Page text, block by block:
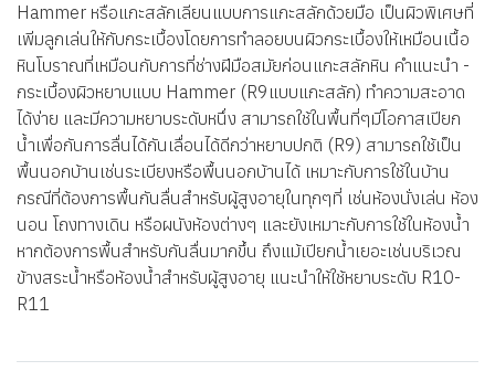
Hammer หรือแกะสลักเลียนแบบการแกะสลักด้วยมือ เป็นผิวพิเศษที่
เพิ่มลูกเล่นให้กับกระเบื้องโดยการทำลอยบนผิวกระเบื้องให้เหมือนเนื้อ
หินโบราณที่เหมือนกับการที่ช่างฝีมือสมัยก่อนแกะสลักหิน คำแนะนำ -
กระเบื้องผิวหยาบแบบ Hammer (R9แบบแกะสลัก) ทำความสะอาด
ได้ง่าย และมีความหยาบระดับหนึ่ง สามารถใช้ในพื้นที่ๆมีโอกาสเปียก
น้ำเพื่อกันการลื่นได้กันเลื่อนได้ดีกว่าหยาบปกติ (R9) สามารถใช้เป็น
พื้นนอกบ้านเช่นระเบียงหรือพื้นนอกบ้านได้ เหมาะกับการใช้ในบ้าน
กรณีที่ต้องการพื้นกันลื่นสำหรับผู้สูงอายุในทุกๆที่ เช่นห้องนั่งเล่น ห้อง
นอน โถงทางเดิน หรือผนังห้องต่างๆ และยังเหมาะกับการใช้ในห้องน้ำ
หากต้องการพื้นสำหรับกันลื่นมากขึ้น ถึงแม้เปียกน้ำเยอะเช่นบริเวณ
ข้างสระน้ำหรือห้องน้ำสำหรับผู้สูงอายุ แนะนำให้ใช้หยาบระดับ R10-
R11